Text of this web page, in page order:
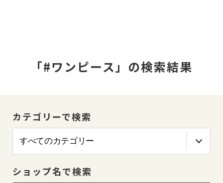
「#ワンピース」の検索結果
カテゴリーで検索
ショップ名で検索